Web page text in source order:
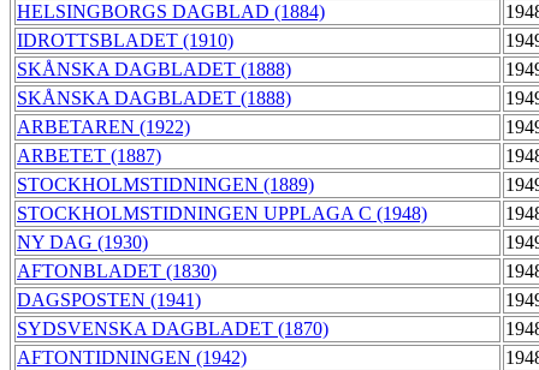
HELSINGBORGS DAGBLAD (1884)
IDROTTSBLADET (1910)
SKÅNSKA DAGBLADET (1888)
SKÅNSKA DAGBLADET (1888)
ARBETAREN (1922)
ARBETET (1887)
STOCKHOLMSTIDNINGEN (1889)
STOCKHOLMSTIDNINGEN UPPLAGA C (1948)
NY DAG (1930)
AFTONBLADET (1830)
DAGSPOSTEN (1941)
SYDSVENSKA DAGBLADET (1870)
AFTONTIDNINGEN (1942)